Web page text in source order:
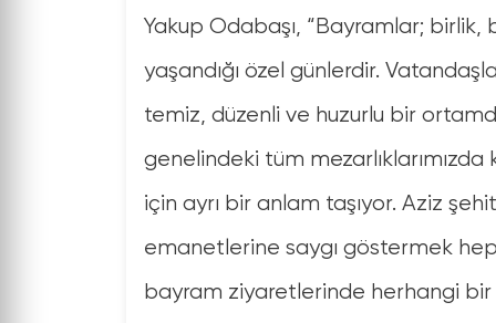
Yakup Odabaşı, “Bayramlar;
yaşandığı özel günlerdir.
temiz, düzenli ve huzurlu bir
genelindeki tüm
için ayrı bir anlam taşıyor. Aziz
emanetlerine saygı göstermek
bayram ziyaretlerinde herhangi bir